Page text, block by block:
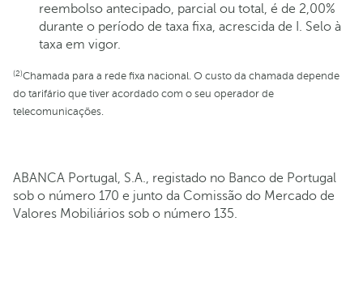
reembolso antecipado, parcial ou total, é de 2,00%
durante o período de taxa fixa, acrescida de I. Selo à
taxa em vigor.
(2)Chamada para a rede fixa nacional. O custo da chamada depende
do tarifário que tiver acordado com o seu operador de
telecomunicações.
ABANCA Portugal, S.A., registado no Banco de Portugal
sob o número 170 e junto da Comissão do Mercado de
Valores Mobiliários sob o número 135.